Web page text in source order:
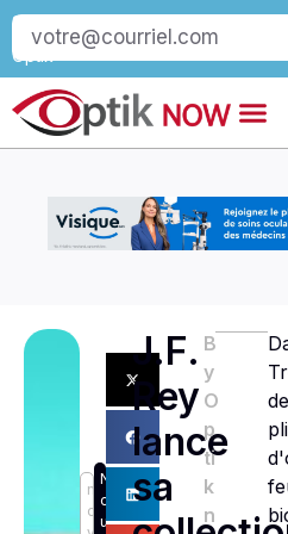
S’abonner
Optik
n
o
N
o
u
J.F.
Rey
lance
sa
B
y
O
p
ti
k
n